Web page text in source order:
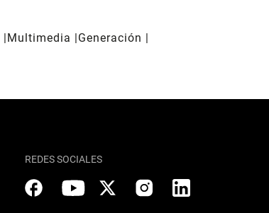
Multimedia
Generación
REDES SOCIALES